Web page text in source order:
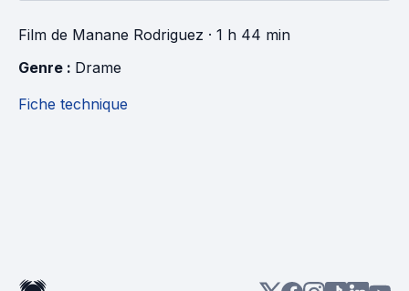
Film de Manane Rodriguez · 1 h 44 min
Genre : Drame
Fiche technique